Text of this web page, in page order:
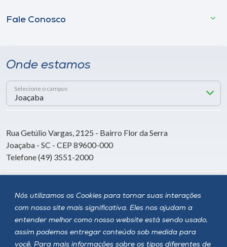
Nós utilizamos os Cookies para tornar suas interações
com nosso site mais significativa. Eles nos ajudam a
entender melhor como nosso website está sendo usado,
assim podemos entregar conteúdo sob medida para
você. Para mais informações sobre os tipos diferentes de
Fale Conosco
Onde estamos
Selecione o campus
Rua Getúlio Vargas, 2125 - Bairro Flor da Serra
Joaçaba - SC - CEP 89600-000
Telefone (49) 3551-2000
Siga a Unoesc